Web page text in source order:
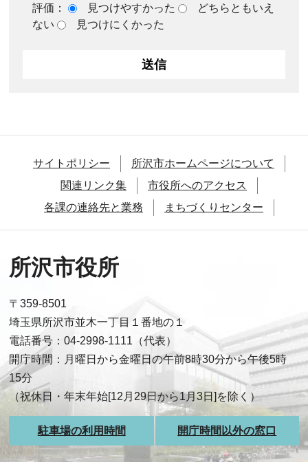
評価：
見つけやすかった
どちらともいえ
ない
見つけにくかった
サイトポリシー
所沢市ホームページについて
関連リンク集
市役所へのアクセス
各課の連絡先と業務
まちづくりセンター
所沢市役所
〒359-8501
埼玉県所沢市並木一丁目１番地の１
電話番号：04-2998-1111（代表）
開庁時間：月曜日から金曜日の午前8時30分から午後5時
15分
（祝休日・年末年始[12月29日から1月3日]を除く）
駐車場の利用時間 開庁時間以外の窓口